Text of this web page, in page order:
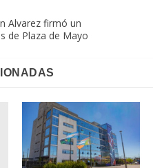
Alvarez firmó un
de Plaza de Mayo